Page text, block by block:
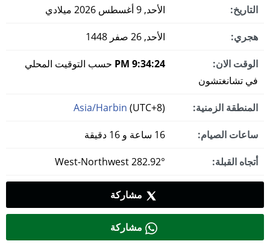
التاريخ: الأحد, 9 أغسطس 2026 ميلادي
هجري: الأحد, 26 صفر 1448
الوقت الان: 9:34:25 PM
حسب التوقيت المحلي
في تشانغتشون
المنطقة الزمنية: Asia/Harbin (UTC+8)
ساعات الصيام:
أتجاه القبلة:
مشاركة
مشاركة